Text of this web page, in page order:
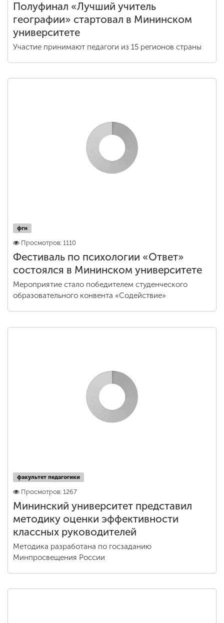
Полуфинал «Лучший учитель
географии» стартовал в Мининском
университете
Участие принимают педагоги из 15 регионов страны
фгн
Просмотров: 1110
Фестиваль по психологии «Ответ»
состоялся в Мининском университете
Мероприятие стало победителем студенческого
образовательного конвента «Содействие»
факультет педагогики
Просмотров: 1267
Мининский университет представил
методику оценки эффективности
классных руководителей
Методика разработана по госзаданию
Минпросвещения России